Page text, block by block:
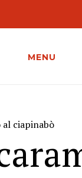
MENU
al ciapinabò